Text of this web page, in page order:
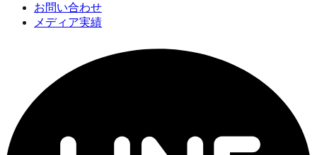
お問い合わせ
メディア実績